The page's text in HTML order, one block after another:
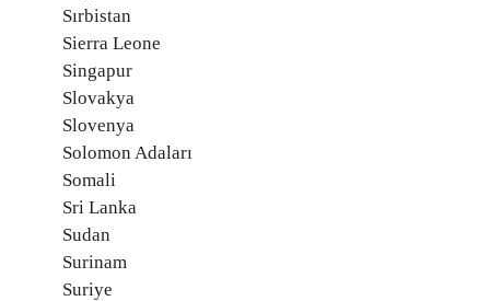
Sırbistan
Sierra Leone
Singapur
Slovakya
Slovenya
Solomon Adaları
Somali
Sri Lanka
Sudan
Surinam
Suriye